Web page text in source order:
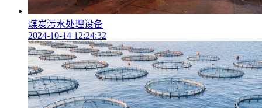
煤炭污水处理设备
2024-10-14 12:24:32